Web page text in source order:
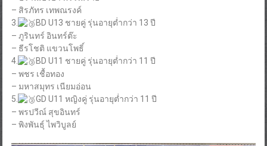
– สิรภัทร เทพณรงค์
3.
BD U13 ชายคู่ รุ่นอายุต่ำกว่า 13 ปี
– ภูรินทร์ อินทร์ต๊ะ
– ธีรโชติ แขวนโพธิ์
4.
BD U11 ชายคู่ รุ่นอายุต่ำกว่า 11 ปี
– พชร เชื้อทอง
– มหาสมุทร เนียมอ่อน
5.
GD U11 หญิงคู่ รุ่นอายุต่ำกว่า 11 ปี
– พรปวีณ์ สุขอินทร์
– พิงพันธุ์ ไพวิบูลย์